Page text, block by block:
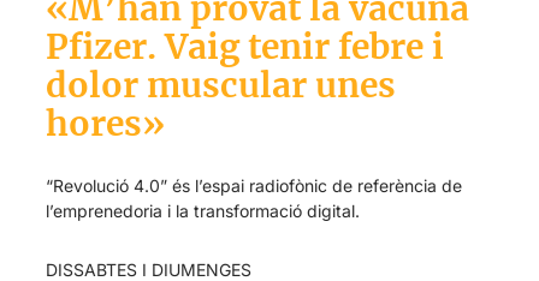
Pfizer. Vaig tenir febre i
dolor muscular unes
hores»
“Revolució 4.0” és l’espai radiofònic de referència de
l’emprenedoria i la transformació digital.
DISSABTES I DIUMENGES